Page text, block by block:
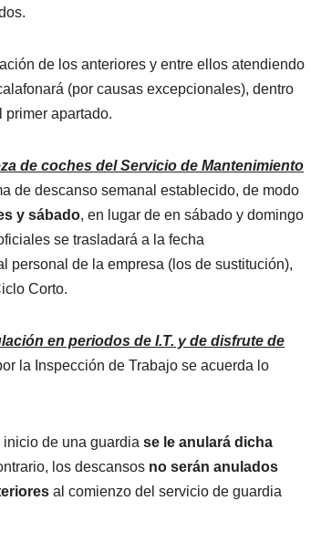
de los anteriores y entre ellos atendiendo
(por causas excepcionales), dentro
primer apartado.
de coches del Servicio de Mantenimiento
de descanso semanal establecido, de modo
y sábado, en lugar de en sábado y domingo
se trasladará a la fecha
personal de la empresa (los de sustitución),
Corto.
en periodos de I.T. y de disfrute de
la Inspección de Trabajo se acuerda lo
inicio de una guardia se le anulará dicha
los descansos no serán anulados
al comienzo del servicio de guardia